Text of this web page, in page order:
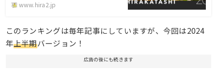
www.hira2.jp
このランキングは毎年記事にしていますが、今回は2024
年上半期バージョン！
広告の後にも続きます